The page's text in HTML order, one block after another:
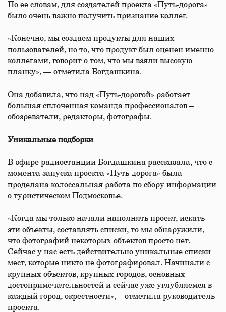
По ее словам, для создателей проекта «Путь-дорога»
было очень важно получить признание коллег.
«Конечно, мы создаем продукты для наших
пользователей, но то, что продукт был оценен именно
коллегами, говорит о том, что мы взяли высокую
планку», — отметила Богдашкина.
Она добавила, что над «Путь-дорогой» работает
большая сплоченная команда профессионалов –
обозреватели, редакторы, фотографы.
Уникальные подборки
В эфире радиостанции Богдашкина рассказала, что с
момента запуска проекта «Путь-дорога» была
проделана колоссальная работа по сбору информации
о туристическом Подмосковье.
«Когда мы только начали наполнять проект, искать
эти объекты, составлять списки, то мы обнаружили,
что фотографий некоторых объектов просто нет.
Сейчас у нас есть действительно уникальные списки
мест, которые никто не фотографировал. Начинали с
крупных объектов, крупных городов, основных
достопримечательностей и сейчас уже углубляемся в
каждый город, окрестности», – отметила руководитель
проекта.